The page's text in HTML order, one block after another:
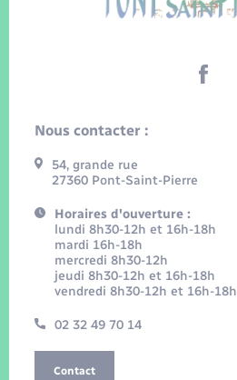
Nous contacter :
54, grande rue
27360 Pont-Saint-Pierre
Horaires d'ouverture :
lundi 8h30-12h et 16h-18h
mardi 16h-18h
mercredi 8h30-12h
jeudi 8h30-12h et 16h-18h
vendredi 8h30-12h et 16h-18h
02 32 49 70 14
Contact